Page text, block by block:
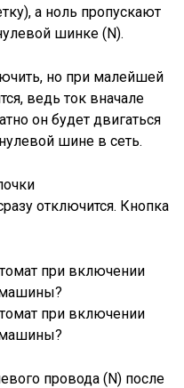
а ноль пропускают
шинке (N).
но при малейшей
ведь ток вначале
он будет двигаться
шине в сеть.
отключится. Кнопка
провода (N) после